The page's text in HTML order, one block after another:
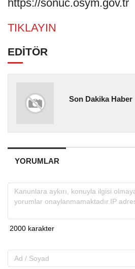
https://sonuc.osym.gov.tr
TIKLAYIN
EDİTÖR
Son Dakika Haber
YORUMLAR